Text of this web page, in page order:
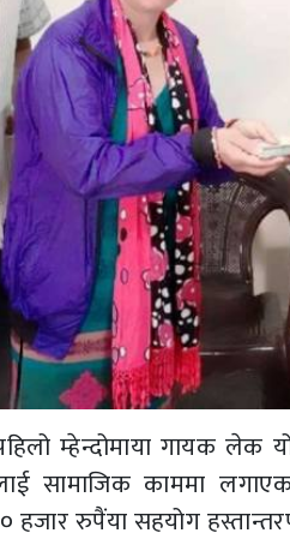
म्हेन्दोमाया गायक
सामाजिक काममा
हजार रुपैंया सहयोग